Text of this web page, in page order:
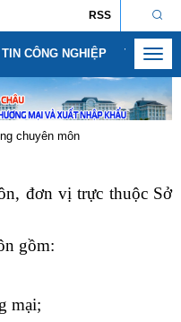
RSS
CÔNG NGHIỆP THÔNG
chuyên môn
đơn vị trực thuộc Sở
gồm:
mại;
phát triển khoa học,
đổi số quốc gia năm
Sổ tay hướng dẫn thực
khẩu nông - lâm - thủy